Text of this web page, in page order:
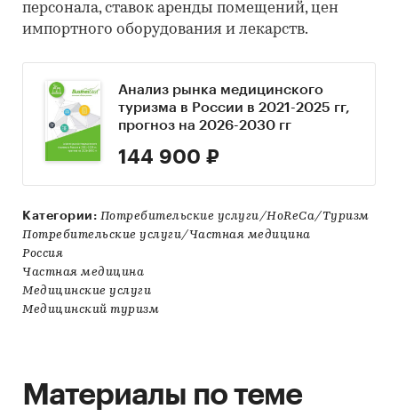
персонала, ставок аренды помещений, цен
импортного оборудования и лекарств.
Анализ рынка медицинского
туризма в России в 2021-2025 гг,
прогноз на 2026-2030 гг
144 900 ₽
Категории: Потребительские услуги/HoReCa/Туризм
Потребительские услуги/Частная медицина
Россия
Частная медицина
Медицинские услуги
Медицинский туризм
Материалы по теме